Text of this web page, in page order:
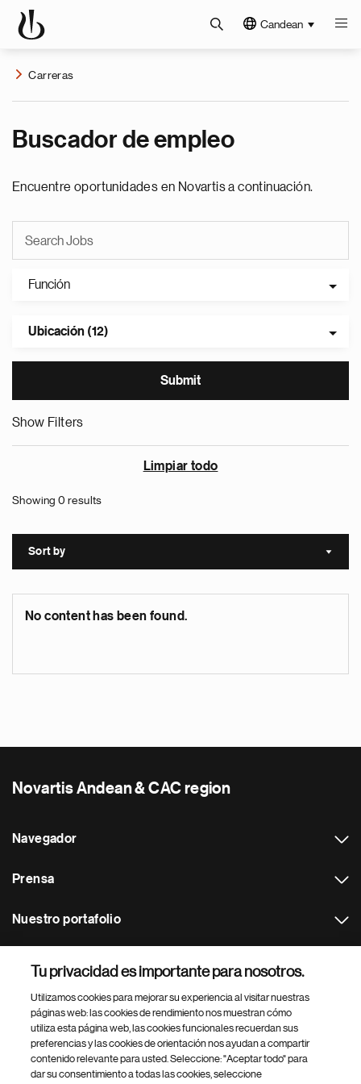
Candean
Carreras
Buscador de empleo
Encuentre oportunidades en Novartis a continuación.
Función
Ubicación (12)
Show Filters
Limpiar todo
Showing 0 results
Sort by Sort
No content has been found.
Novartis Andean & CAC region
Navegador
Prensa
Nuestro portafolio
Footer Site Search
Tu privacidad es importante para nosotros.
Utilizamos cookies para mejorar su experiencia al visitar nuestras
páginas web: las cookies de rendimiento nos muestran cómo
utiliza esta página web, las cookies funcionales recuerdan sus
preferencias y las cookies de orientación nos ayudan a compartir
contenido relevante para usted. Seleccione: "Aceptar todo" para
dar su consentimiento a todas las cookies, seleccione